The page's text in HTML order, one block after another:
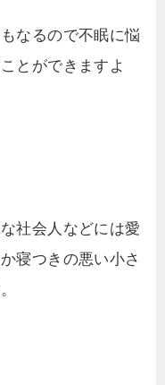
なるので不眠に悩
とができますよ
社会人などには愛
寝つきの悪い小さ